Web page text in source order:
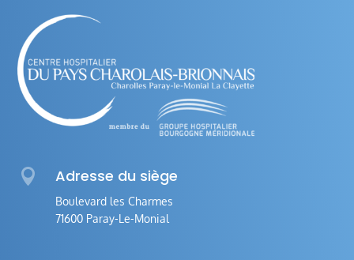
 Adresse du siège
Boulevard les Charmes
71600 Paray-Le-Monial